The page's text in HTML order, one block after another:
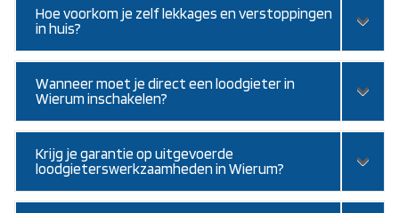
Hoe voorkom je zelf lekkages en verstoppingen
in huis?
Wanneer moet je direct een loodgieter in
Wierum inschakelen?
Krijg je garantie op uitgevoerde
loodgieterswerkzaamheden in Wierum?